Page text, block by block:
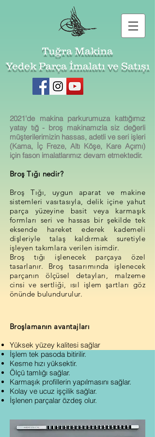
Tuğra Makina
Yedek Parça İmalatı ve Satışı
2021'de makina parkurumuza kattığımız
yatay tığ - broş makinamızla siz değerli
müşterilerimizin hassas, adetli ve seri işleri
(Kama, İç Freze, Altı Köşe, Kare Açımı)
için fason imalatlarımız devam etmektedir.
Broş Tığı nedir?
Broş Tığı, uygun aparat ve makine
sistemleri vasıtasıyla, delik içine yahut
parça yüzeyine basit veya karmaşık
formları seri ve hassas bir şekilde tek
eksende hareket ederek kademeli
dişleriyle talaş kaldırmak suretiyle
işleyen takımlara verilen isimdir.
Broş tığı işlenecek parçaya özel
tasarlanır. Broş tasarımında işlenecek
parçanın ölçüsel detayları, malzeme
cinsi ve sertliği, ısıl işlem şartları göz
önünde bulundurulur.
Broşlamanın avantajları
Yüksek yüzey kalitesi sağlar
İşlem tek pasoda bitirilir.
Kesme hızı yüksektir.
Ölçü tamlığı sağlar.
Karmaşık profillerin yapılmasını sağlar.
Kolay ve ucuz işçilik sağlar.
İşlenen parçalar özdeş olur.